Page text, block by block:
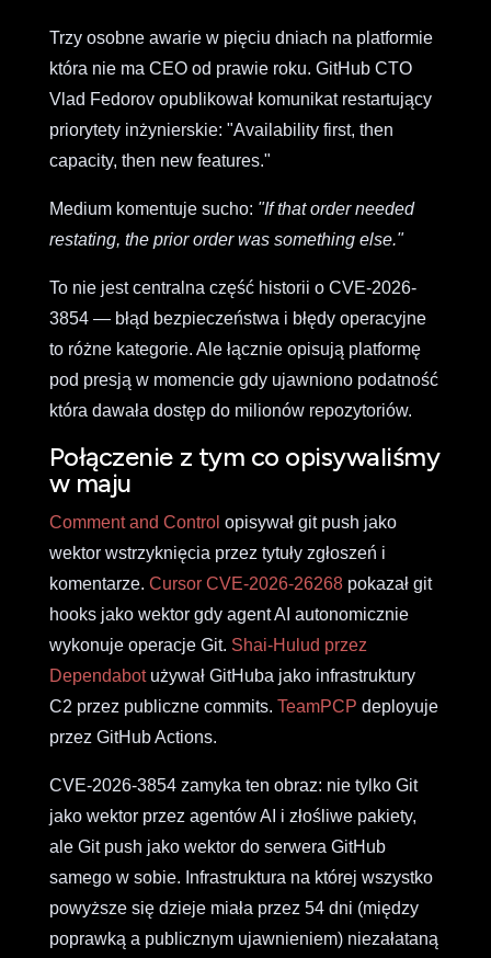
Trzy osobne awarie w pięciu dniach na platformie
która nie ma CEO od prawie roku. GitHub CTO
Vlad Fedorov opublikował komunikat restartujący
priorytety inżynierskie: "Availability first, then
capacity, then new features."
Medium komentuje sucho: "If that order needed
restating, the prior order was something else."
To nie jest centralna część historii o CVE-2026-
3854 — błąd bezpieczeństwa i błędy operacyjne
to różne kategorie. Ale łącznie opisują platformę
pod presją w momencie gdy ujawniono podatność
która dawała dostęp do milionów repozytoriów.
Połączenie z tym co opisywaliśmy
w maju
Comment and Control opisywał git push jako
wektor wstrzyknięcia przez tytuły zgłoszeń i
komentarze. Cursor CVE-2026-26268pokazał git
hooks jako wektor gdy agent AI autonomicznie
wykonuje operacje Git. Shai-Hulud przez
Dependabotużywał GitHuba jako infrastruktury
C2 przez publiczne commits. TeamPCP deployuje
przez GitHub Actions.
CVE-2026-3854 zamyka ten obraz: nie tylko Git
jako wektor przez agentów AI i złośliwe pakiety,
ale Git push jako wektor do serwera GitHub
samego w sobie. Infrastruktura na której wszystko
powyższe się dzieje miała przez 54 dni (między
poprawką a publicznym ujawnieniem) niezałataną